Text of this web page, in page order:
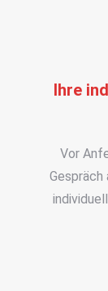
Ihre
Vor
Gespräch